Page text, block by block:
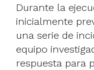
Durante la
inicialmente
una serie de
equipo
respuesta para